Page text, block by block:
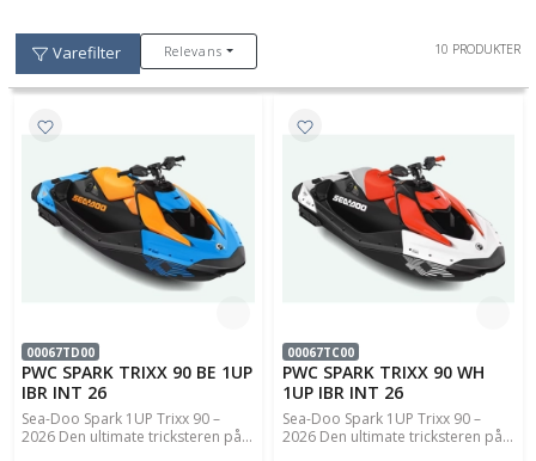
Varefilter Relevans 10 PRODUKTER
00067TD00
PWC SPARK TRIXX 90 BE 1UP
IBR INT 26
Sea-Doo Spark 1UP Trixx 90 –
2026 Den ultimate tricksteren på...
00067TC00
PWC SPARK TRIXX 90 WH
1UP IBR INT 26
Sea-Doo Spark 1UP Trixx 90 –
2026 Den ultimate tricksteren på...